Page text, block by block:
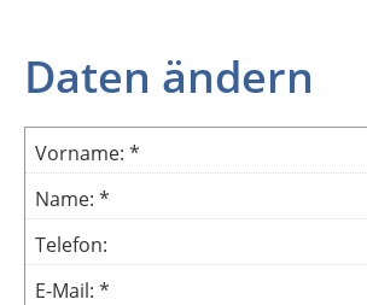
Daten ändern
Vorname: *
Name: *
Telefon:
E-Mail: *